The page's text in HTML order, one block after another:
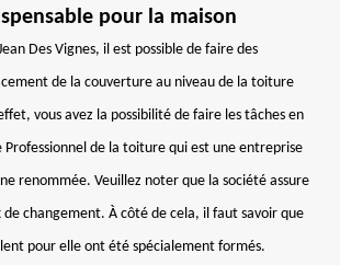
pour la maison
Des Vignes, il est possible de faire des
de la couverture au niveau de la toiture
vous avez la possibilité de faire les tâches en
Professionnel de la toiture qui est une entreprise
renommée. Veuillez noter que la société assure
changement. À côté de cela, il faut savoir que
pour elle ont été spécialement formés.